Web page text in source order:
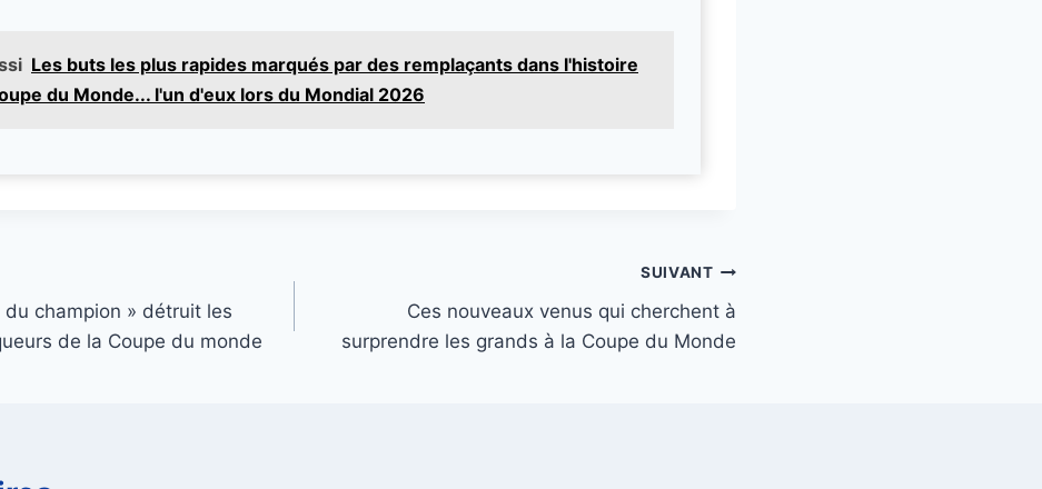
Les buts les plus rapides marqués par des remplaçants dans l'histoire
du Monde... l'un d'eux lors du Mondial 2026
champion » détruit les
de la Coupe du monde
SUIVANT
Ces nouveaux venus qui cherchent à
surprendre les grands à la Coupe du Monde